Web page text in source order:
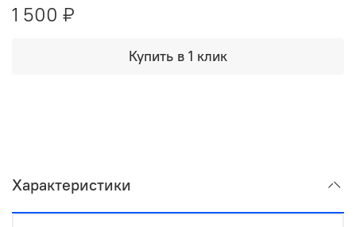
1 500 ₽
Купить в 1 клик
Характеристики